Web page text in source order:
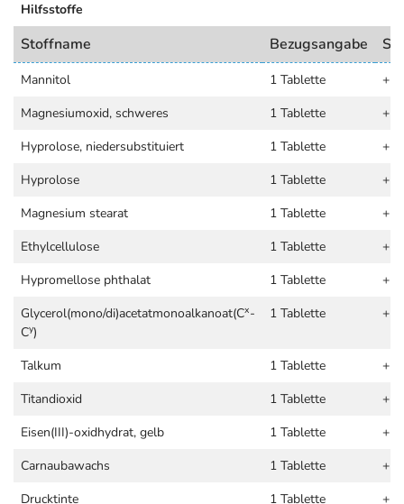
Hilfsstoffe
Stoffname Bezugsangabe
Mannitol 1 Tablette
+
Magnesiumoxid, schweres
1 Tablette
+
Hyprolose, niedersubstituiert
1 Tablette
+
Hyprolose
1 Tablette
+
Magnesium stearat
1 Tablette
+
Ethylcellulose
1 Tablette
+
Hypromellose phthalat
1 Tablette
+
Glycerol(mono/di)acetatmonoalkanoat(Cx-
Cy)
1 Tablette +
Talkum 1 Tablette
+
Titandioxid
1 Tablette
+
Eisen(III)-oxidhydrat, gelb
1 Tablette
+
Carnaubawachs
1 Tablette
+
Drucktinte
1 Tablette +